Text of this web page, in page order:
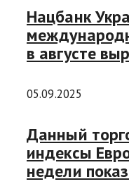
Нацбанк
в августе
05.09.2025
Данный
индексы
недели